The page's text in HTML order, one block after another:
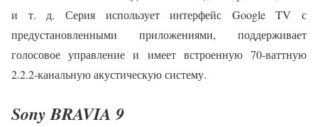
и т. д. Серия использует интерфейс Google TV с
предустановленными приложениями, поддерживает
голосовое управление и имеет встроенную 70-ваттную
2.2.2-канальную акустическую систему.
Sony BRAVIA 9